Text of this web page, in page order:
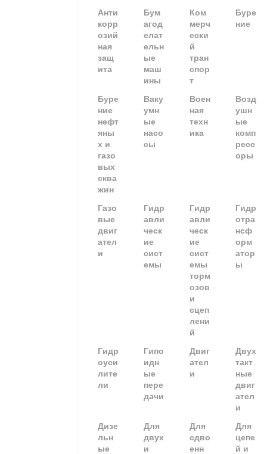
Анти
корр
озий
ная
защ
ита
Бум
агод
елат
ельн
ые
маш
ины
Ком
мерч
ески
й
тран
спор
т
Буре
ние
Буре
ние
нефт
яны
х и
газо
вых
сква
жин
Ваку
умн
ые
насо
сы
Воен
ная
техн
ика
Возд
ушн
ые
комп
ресс
оры
Газо
вые
двиг
ател
и
Гидр
авли
ческ
ие
сист
емы
Гидр
авли
ческ
ие
сист
емы
торм
озов
и
сцеп
лени
й
Гидр
отра
нсф
орм
атор
ы
Гидр
оуси
лите
ли
Гипо
идн
ые
пере
дачи
Двиг
ател
и
Двух
такт
ные
двиг
ател
и
Дизе
льн
ые
Для
двух
и
Для
сдво
енн
Для
цепе
й и